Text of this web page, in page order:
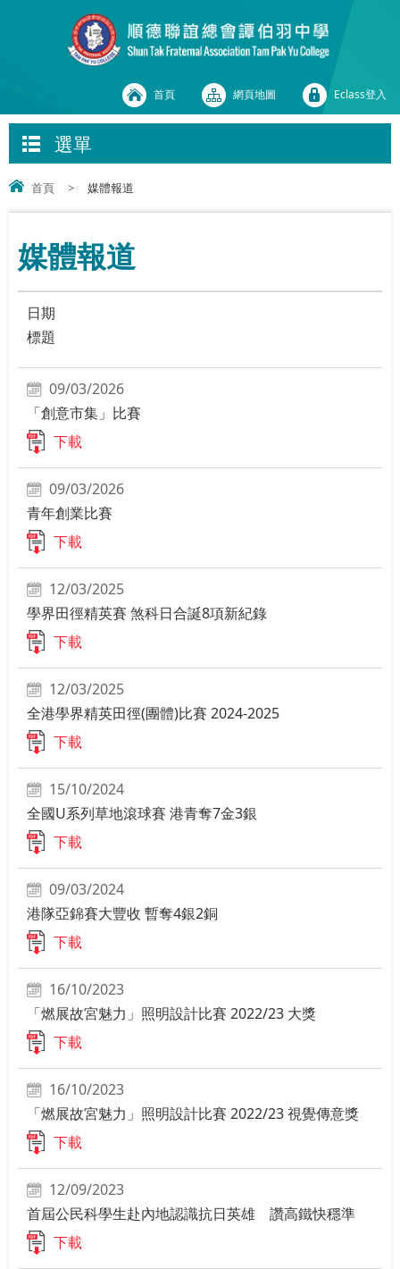
首頁 網頁地圖 Eclass登入
選單
首頁 > 媒體報道
媒體報道
日期
標題
09/03/2026
「創意市集」比賽
下載
09/03/2026
青年創業比賽
下載
12/03/2025
學界田徑精英賽 煞科日合誕8項新紀錄
下載
12/03/2025
全港學界精英田徑(團體)比賽 2024-2025
下載
15/10/2024
全國U系列草地滾球賽 港青奪7金3銀
下載
09/03/2024
港隊亞錦賽大豐收 暫奪4銀2銅
下載
16/10/2023
「燃展故宮魅力」照明設計比賽 2022/23 大獎
下載
16/10/2023
「燃展故宮魅力」照明設計比賽 2022/23 視覺傳意獎
下載
12/09/2023
首屆公民科學生赴內地認識抗日英雄 讚高鐵快穩準
下載